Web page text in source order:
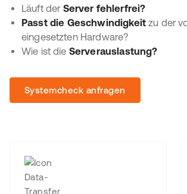
Läuft der Server fehlerfrei?
Passt die Geschwindigkeit zu der
eingesetzten Hardware?
Wie ist die Serverauslastung?
Systemcheck anfragen